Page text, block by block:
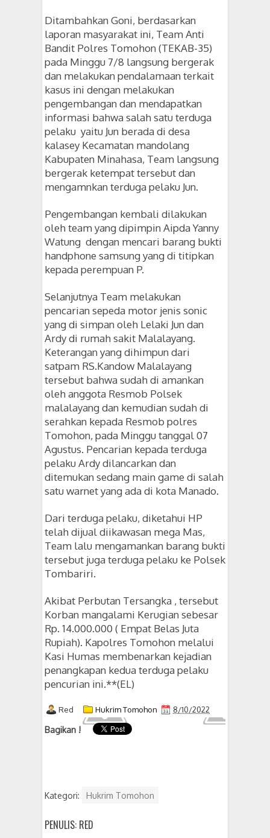
Ditambahkan Goni, berdasarkan
laporan masyarakat ini, Team Anti
Bandit Polres Tomohon (TEKAB-35)
pada Minggu 7/8 langsung bergerak
dan melakukan pendalamaan terkait
kasus ini dengan melakukan
pengembangan dan mendapatkan
informasi bahwa salah satu terduga
pelaku yaitu Jun berada di desa
kalasey Kecamatan mandolang
Kabupaten Minahasa, Team langsung
bergerak ketempat tersebut dan
mengamnkan terduga pelaku Jun.
Pengembangan kembali dilakukan
oleh team yang dipimpin Aipda Yanny
Watung dengan mencari barang bukti
handphone samsung yang di titipkan
kepada perempuan P.
Selanjutnya Team melakukan
pencarian sepeda motor jenis sonic
yang di simpan oleh Lelaki Jun dan
Ardy di rumah sakit Malalayang.
Keterangan yang dihimpun dari
satpam RS.Kandow Malalayang
tersebut bahwa sudah di amankan
oleh anggota Resmob Polsek
malalayang dan kemudian sudah di
serahkan kepada Resmob polres
Tomohon, pada Minggu tanggal 07
Agustus. Pencarian kepada terduga
pelaku Ardy dilancarkan dan
ditemukan sedang main game di salah
satu warnet yang ada di kota Manado.
Dari terduga pelaku, diketahui HP
telah dijual diikawasan mega Mas,
Team lalu mengamankan barang bukti
tersebut juga terduga pelaku ke Polsek
Tombariri.
Akibat Perbutan Tersangka , tersebut
Korban mangalami Kerugian sebesar
Rp. 14.000.000 ( Empat Belas Juta
Rupiah). Kapolres Tomohon melalui
Kasi Humas membenarkan kejadian
penangkapan kedua terduga pelaku
pencurian ini.**(EL)
Red Hukrim Tomohon 8/10/2022
Bagikan !
Kategori: Hukrim Tomohon
PENULIS: RED